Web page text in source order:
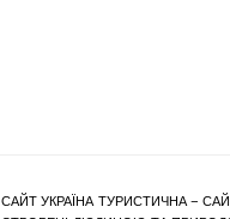
САЙТ УКРАЇНА ТУРИСТИЧНА –